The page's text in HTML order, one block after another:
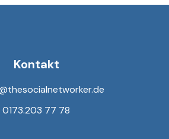
Kontakt
0173.203 77 78